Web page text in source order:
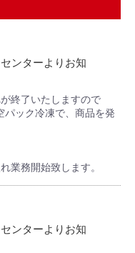
ンターよりお知
終了いたしますので
パック冷凍で、商品を発
業務開始致します。
ンターよりお知